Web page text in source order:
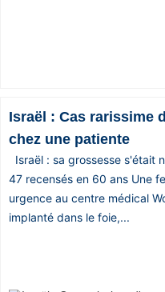
Israël : Cas rarissime
chez une patiente
Israël : sa grossesse s'était
47 recensés en 60 ans Une
urgence au centre médical
implanté dans le foie,...